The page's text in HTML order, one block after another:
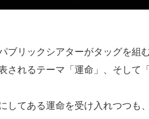
ブリックシアターがタッグを組
されるテーマ「運命」、そして
してある運命を受け入れつつも